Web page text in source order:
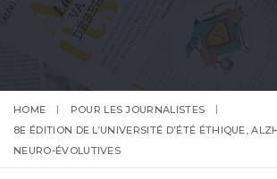
HOME
POUR LES JOURNALISTES
8E ÉDITION DE L’UNIVERSITÉ D’ÉTÉ ÉTHIQUE,
NEURO-ÉVOLUTIVES